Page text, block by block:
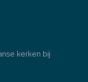
kerken bij